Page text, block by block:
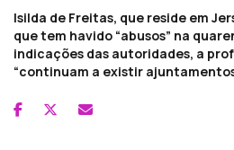
Isilda de Freitas, que reside em
que tem havido “abusos” na
indicações das autoridades, a
“continuam a existir